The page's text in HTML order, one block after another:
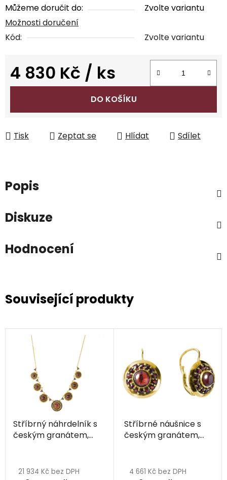
Můžeme doručit do:
Zvolte variantu
Možnosti doručení
Kód:
Zvolte variantu
4 830 Kč / ks
Měrná cena:
DO KOŠÍKU
Tisk Zeptat se Hlídat Sdílet
Popis
Diskuze
Hodnocení
Související produkty
Stříbrný náhrdelník s
českým granátem,
21 934 Kč bez DPH
Stříbrné náušnice s
českým granátem,
4 661 Kč bez DPH